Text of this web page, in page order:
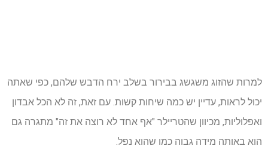
למרות שהזוג משגשג בבירור בשלב ירח הדבש שלהם, כפי שאתה
יכול לראות, עדיין יש כמה שיחות קשות. עם זאת, זה לא הכל אבדון
ואפלוליות, מכיוון שהטריילר "אף אחד לא רוצה את זה" מתגרה גם
הוא באותה מידה גבוה כמו שהוא נפל.